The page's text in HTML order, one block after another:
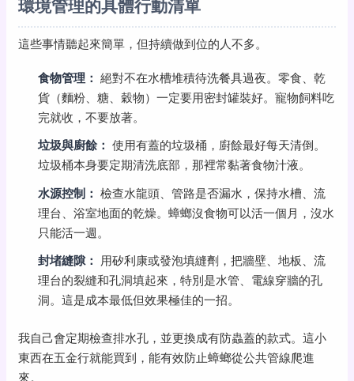
環境管理的具體行動清單
這些事情聽起來簡單，但持續做到位的人不多。
食物管理： 絕對不在水槽堆積待洗餐具過夜。零食、乾
貨（麵粉、糖、穀物）一定要用密封罐裝好。寵物飼料吃
完就收，不要放著。
垃圾與廚餘： 使用有蓋的垃圾桶，廚餘最好每天清倒。
垃圾桶本身要定期清洗底部，那裡常黏著食物汁液。
水源控制： 檢查水龍頭、管路是否漏水，保持水槽、流
理台、浴室地面的乾燥。蟑螂沒食物可以活一個月，沒水
只能活一週。
封堵縫隙： 用矽利康或發泡填縫劑，把牆壁、地板、流
理台的裂縫和孔洞填起來，特別是水管、電線穿牆的孔
洞。這是成本最低但效果極佳的一招。
我自己會定期檢查排水孔，並更換成有防蟲蓋的款式。這小
東西在五金行就能買到，能有效防止蟑螂從公共管線爬進
來。